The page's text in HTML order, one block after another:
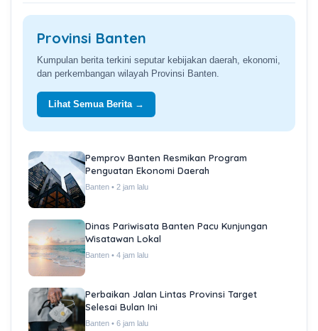
Provinsi Banten
Kumpulan berita terkini seputar kebijakan daerah, ekonomi,
dan perkembangan wilayah Provinsi Banten.
Lihat Semua Berita →
Pemprov Banten Resmikan Program
Penguatan Ekonomi Daerah
Banten • 2 jam lalu
Dinas Pariwisata Banten Pacu Kunjungan
Wisatawan Lokal
Banten • 4 jam lalu
Perbaikan Jalan Lintas Provinsi Target
Selesai Bulan Ini
Banten • 6 jam lalu